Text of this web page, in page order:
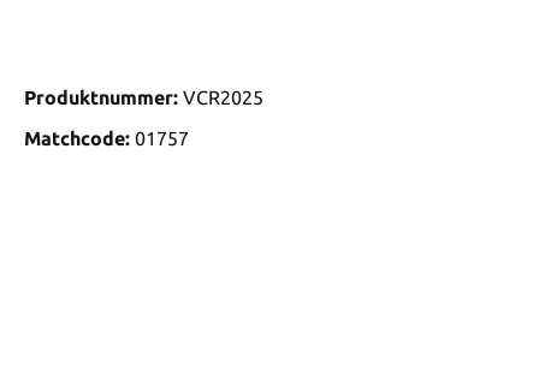
Produktnummer: VCR2025
Matchcode: 01757